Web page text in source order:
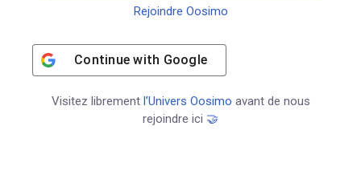
Rejoindre Oosimo
Continue with Google
Visitez librement l’Univers Oosimo avant de nous
rejoindre ici 🤝